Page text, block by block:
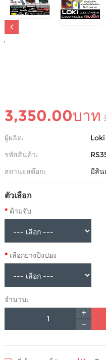
ไม้ปิงปอง LOKI
ELAXXON EFT 45.0 +
3,350.00บาท
ผู้ผลิต:
Loki
รหัสสินค้า:
สถานะสต๊อก:
มีสิน
ตัวเลือก
ด้ามจับ
เลือกยางปิงปอง
จำนวน: